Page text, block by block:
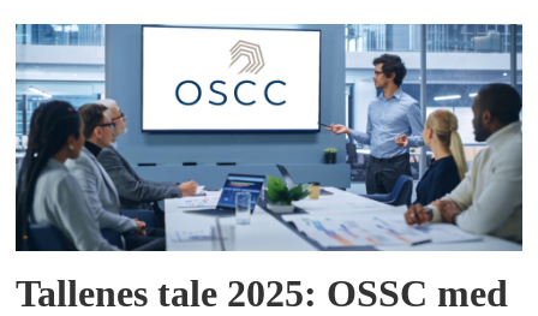
Tallenes tale 2025: OSSC med